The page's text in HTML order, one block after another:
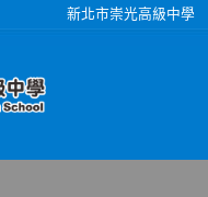
新北市崇光高級中學